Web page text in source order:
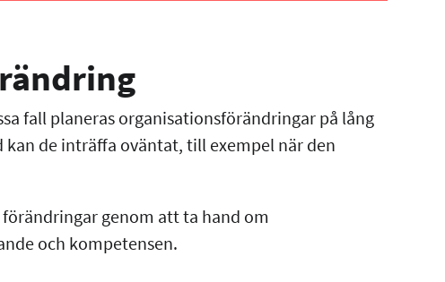
fall planeras organisationsförändringar på lång
de inträffa oväntat, till exempel när den
genom att ta hand om
och kompetensen.